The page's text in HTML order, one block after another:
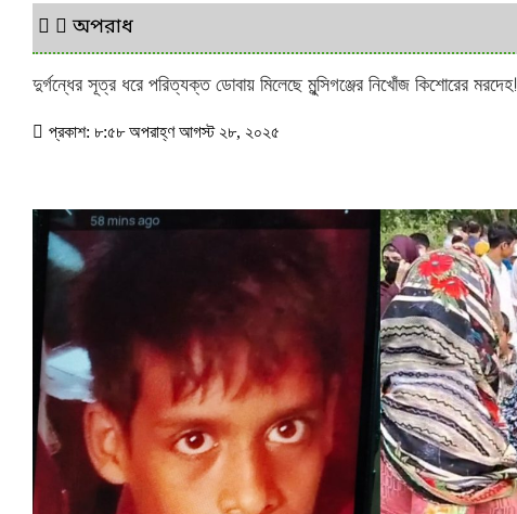
অপরাধ
দুর্গন্ধের সূত্র ধরে পরিত্যক্ত ডোবায় মিলেছে মুন্সিগঞ্জের নিখোঁজ কিশোরের মরদেহ!
প্রকাশ: ৮:৫৮ অপরাহ্ণ আগস্ট ২৮, ২০২৫